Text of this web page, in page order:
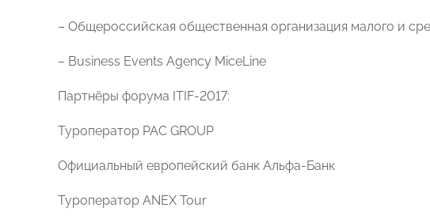
– Общероссийская общественная организация малого и
– Business Events Agency MiceLine
Партнёры форума ITIF-2017:
Туроператор PAC GROUP
Официальный европейский банк Альфа-Банк
Туроператор ANEX Tour